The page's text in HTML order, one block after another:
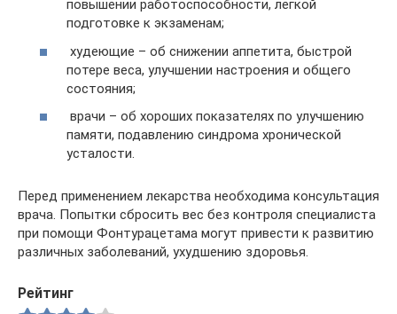
повышении работоспособности, легкой
подготовке к экзаменам;
худеющие – об снижении аппетита, быстрой
потере веса, улучшении настроения и общего
состояния;
врачи – об хороших показателях по улучшению
памяти, подавлению синдрома хронической
усталости.
Перед применением лекарства необходима консультация
врача. Попытки сбросить вес без контроля специалиста
при помощи Фонтурацетама могут привести к развитию
различных заболеваний, ухудшению здоровья.
Рейтинг